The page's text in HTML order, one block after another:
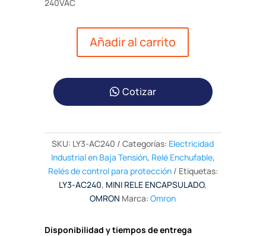
240VAC
Añadir al carrito
Cotizar
SKU: LY3-AC240 Categorías: Electricidad
Industrial en Baja Tensión, Relé Enchufable,
Relés de control para protección
Etiquetas:
LY3-AC240, MINI RELE ENCAPSULADO,
OMRON Marca:Omron
Disponibilidad y tiempos de entrega